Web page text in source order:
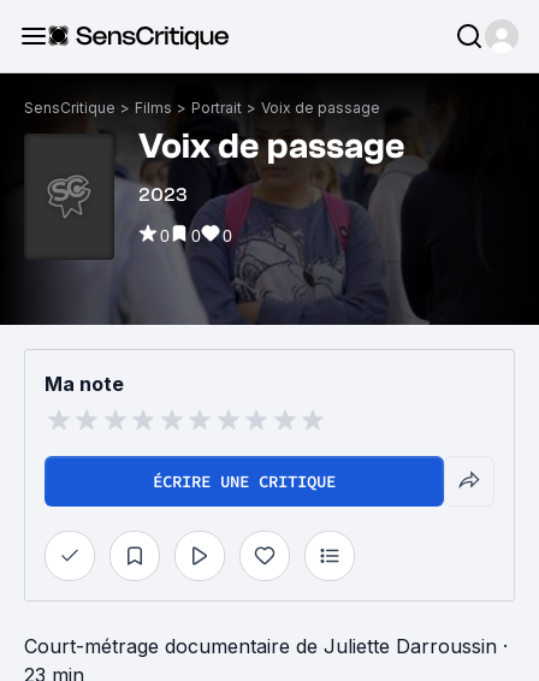
SensCritique > Films > Portrait > Voix de passage
Voix de passage
2023
0 0 0
Ma note
ÉCRIRE UNE CRITIQUE
Court-métrage documentaire de Juliette Darroussin ·
23 min